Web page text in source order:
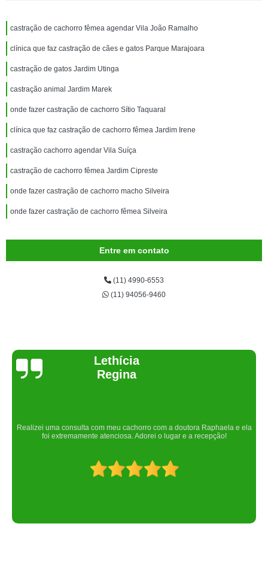
castração de cachorro fêmea agendar Vila João Ramalho
clínica que faz castração de cães e gatos Parque Marajoara
castração de gatos Jardim Utinga
castração animal Jardim Marek
onde fazer castração de cachorro Sítio Taquaral
clínica que faz castração de cachorro fêmea Jardim Irene
castração cachorro agendar Vila Suíça
castração de cachorro fêmea Jardim Cipreste
onde fazer castração de cachorro macho Silveira
onde fazer castração de cachorro fêmea Silveira
Entre em contato
(11) 4990-6553
(11) 94056-9460
Joelma Lilian
Um lugar maravilhoso. Sempre serei grata pelo que fizeram por nós!